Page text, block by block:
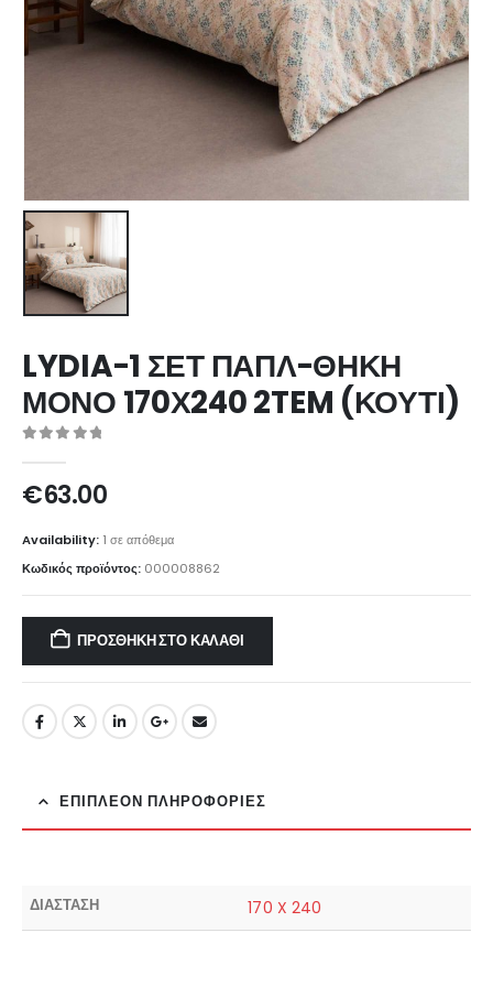
LYDIA-1 ΣΕΤ ΠΑΠΛ-ΘΗΚΗ
ΜΟΝΟ 170Χ240 2TEM (ΚΟΥΤΙ)
€63.00
Availability: 1 σε απόθεμα
Κωδικός προϊόντος: 000008862
ΠΡΟΣΘΉΚΗ ΣΤΟ ΚΑΛΆΘΙ
ΕΠΙΠΛΈΟΝ ΠΛΗΡΟΦΟΡΊΕΣ
ΔΙΑΣΤΑΣΗ 170 X 240